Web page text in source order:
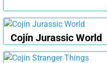
Cojín Jurassic World